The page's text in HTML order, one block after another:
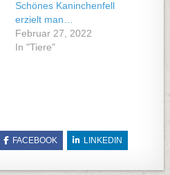
Schönes Kaninchenfell
erzielt man…
Februar 27, 2022
In "Tiere"
FACEBOOK LINKEDIN